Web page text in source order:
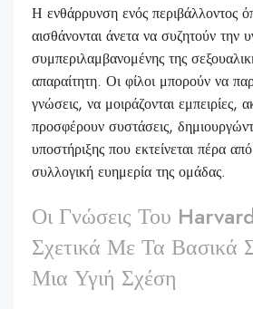
Η ενθάρρυνση ενός περιβάλλοντος
αισθάνονται άνετα να συζητούν την
συμπεριλαμβανομένης της
απαραίτητη. Οι φίλοι μπορούν να
γνώσεις, να μοιράζονται εμπειρίες,
προσφέρουν συστάσεις,
υποστήριξης που εκτείνεται πέρα
συλλογική ευημερία της ομάδας.
Οι Γνώσεις Του
Σχετικά Με Τα Βασικά
Μια Υγιή Σχέση